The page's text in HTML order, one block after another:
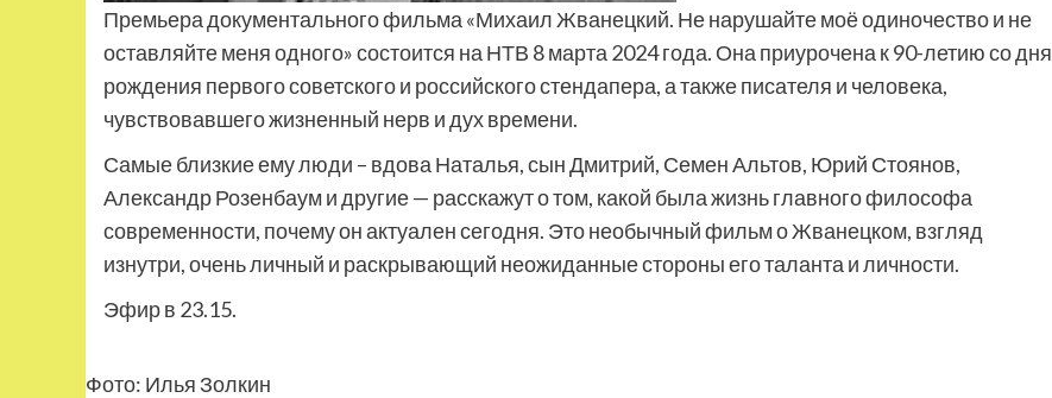
Премьера документального фильма «Михаил Жванецкий. Не нарушайте моё одиночество и не
оставляйте меня одного» состоится на НТВ 8 марта 2024 года. Она приурочена к 90-летию со дня
рождения первого советского и российского стендапера, а также писателя и человека,
чувствовавшего жизненный нерв и дух времени.
Самые близкие ему люди – вдова Наталья, сын Дмитрий, Семен Альтов, Юрий Стоянов,
Александр Розенбаум и другие — расскажут о том, какой была жизнь главного философа
современности, почему он актуален сегодня. Это необычный фильм о Жванецком, взгляд
изнутри, очень личный и раскрывающий неожиданные стороны его таланта и личности.
Эфир в 23.15.
Фото: Илья Золкин